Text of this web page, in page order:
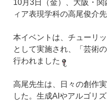
10月3日（金）、大阪・
ィア表現学科の高尾俊介
本イベントは、チューリ
として実施され、「芸術
行われました
高尾先生は、日々の創作
した。生成AIやアルゴリ